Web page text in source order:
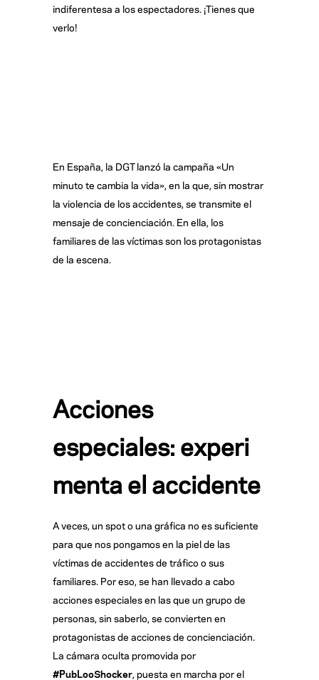
indiferentesa a los espectadores. ¡Tienes que
verlo!
En España, la DGT lanzó la campaña «Un
minuto te cambia la vida», en la que, sin mostrar
la violencia de los accidentes, se transmite el
mensaje de concienciación. En ella, los
familiares de las víctimas son los protagonistas
de la escena.
Acciones
especiales: experi
menta el accidente
A veces, un spot o una gráfica no es suficiente
para que nos pongamos en la piel de las
víctimas de accidentes de tráfico o sus
familiares. Por eso, se han llevado a cabo
acciones especiales en las que un grupo de
personas, sin saberlo, se convierten en
protagonistas de acciones de concienciación.
La cámara oculta promovida por
#PubLooShocker, puesta en marcha por el